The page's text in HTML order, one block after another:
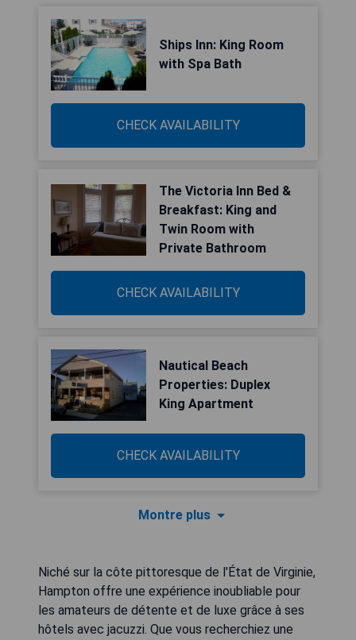
Ships Inn: King Room
with Spa Bath
CHECK AVAILABILITY
The Victoria Inn Bed &
Breakfast: King and
Twin Room with
Private Bathroom
CHECK AVAILABILITY
Nautical Beach
Properties: Duplex
King Apartment
CHECK AVAILABILITY
Montre plus
Niché sur la côte pittoresque de l'État de Virginie,
Hampton offre une expérience inoubliable pour
les amateurs de détente et de luxe grâce à ses
hôtels avec jacuzzi. Que vous recherchiez une